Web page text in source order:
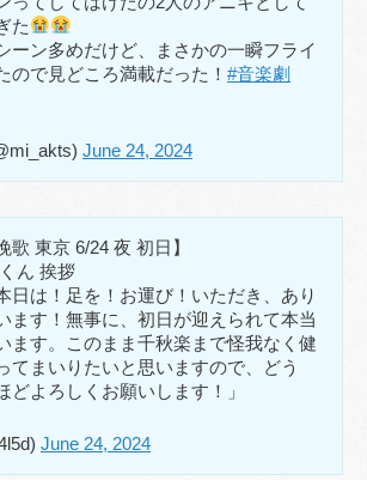
た
ーン多めだけど、まさかの一瞬フライ
ので見どころ満載だった！ #音楽劇
June 24, 2024
歌 東京 6/24 夜 初日】
ん 挨拶
日は！足を！お運び！いただき、あり
ます！無事に、初日が迎えられて本当
ます。このまま千秋楽まで怪我なく健
てまいりたいと思いますので、どう
どよろしくお願いします！」
June 24, 2024